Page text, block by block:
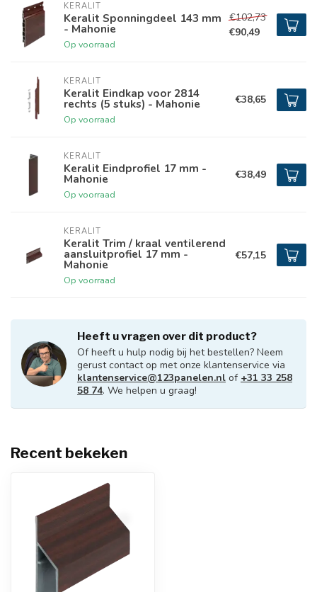
KERALIT
Keralit Sponningdeel 143 mm
- Mahonie
Op voorraad
€102,73
€90,49
KERALIT
Keralit Eindkap voor 2814
rechts (5 stuks) - Mahonie
Op voorraad
€38,65
KERALIT
Keralit Eindprofiel 17 mm -
Mahonie
Op voorraad
€38,49
KERALIT
Keralit Trim / kraal ventilerend
aansluitprofiel 17 mm -
Mahonie
Op voorraad
€57,15
Heeft u vragen over dit product?
Of heeft u hulp nodig bij het bestellen? Neem
gerust contact op met onze klantenservice via
klantenservice@123panelen.nl of +31 33 258
58 74. We helpen u graag!
Recent bekeken